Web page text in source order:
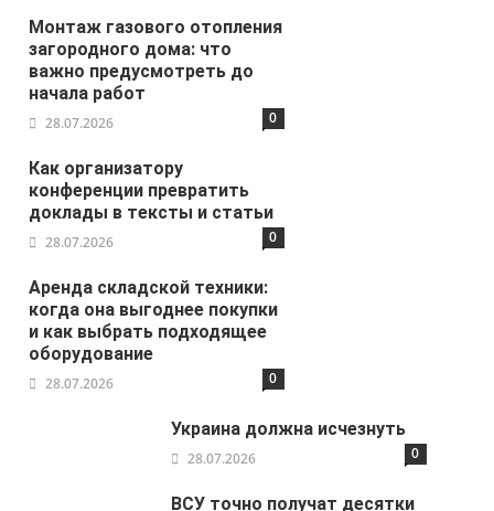
Монтаж газового отопления
загородного дома: что
важно предусмотреть до
начала работ
28.07.2026 0
Как организатору
конференции превратить
доклады в тексты и статьи
28.07.2026 0
Аренда складской техники:
когда она выгоднее покупки
и как выбрать подходящее
оборудование
28.07.2026 0
Украина должна исчезнуть
28.07.2026 0
ВСУ точно получат десятки